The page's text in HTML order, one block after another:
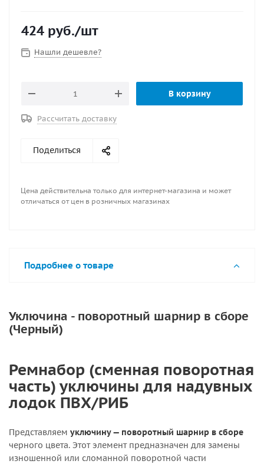
424 руб./шт
Нашли дешевле?
В корзину
Рассчитать доставку
Поделиться
Цена действительна только для интернет-магазина и может
отличаться от цен в розничных магазинах
Подробнее о товаре
Уключина - поворотный шарнир в сборе
(Черный)
Ремнабор (сменная поворотная
часть) уключины для надувных
лодок ПВХ/РИБ
Представляем уключину — поворотный шарнир в сборе
черного цвета. Этот элемент предназначен для замены
изношенной или сломанной поворотной части